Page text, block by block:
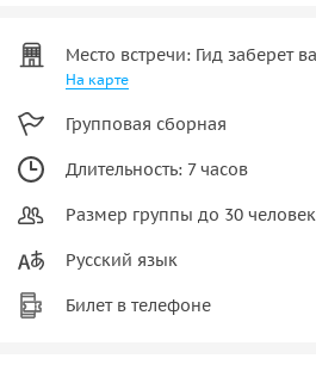
Место встречи: Гид заберет
На карте
Групповая сборная
Длительность: 7 часов
Размер группы до 30 человек
Русский язык
Билет в телефоне